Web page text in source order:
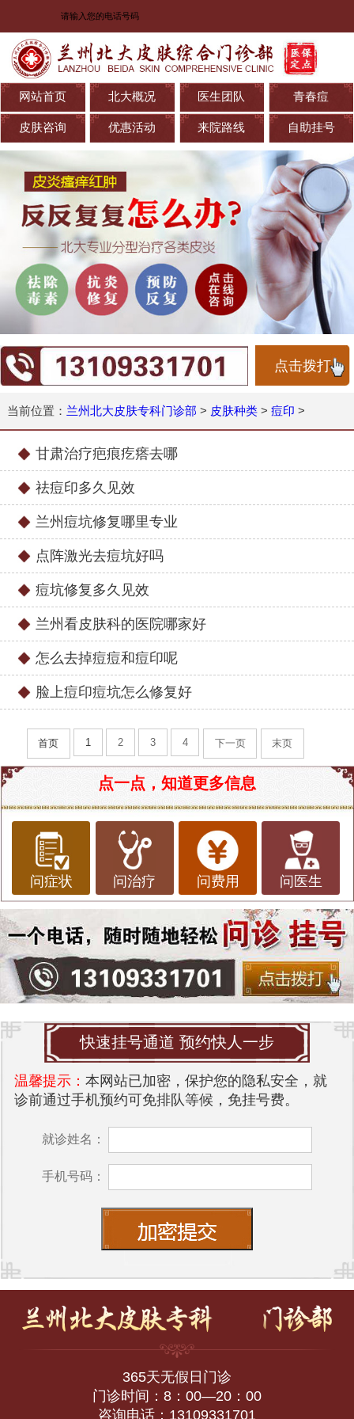
网站首页 北大概况 医生团队 青春痘
皮肤咨询 优惠活动 来院路线 自助挂号
点击拨打
当前位置： 兰州北大皮肤专科门诊部 > 皮肤种类> 痘印 >
甘肃治疗疤痕疙瘩去哪
祛痘印多久见效
兰州痘坑修复哪里专业
点阵激光去痘坑好吗
痘坑修复多久见效
兰州看皮肤科的医院哪家好
怎么去掉痘痘和痘印呢
脸上痘印痘坑怎么修复好
首页 1 2 3 4 下一页 末页
点一点，知道更多信息
问症状 问治疗 问费用 问医生
快速挂号通道 预约快人一步
温馨提示： 本网站已加密，保护您的隐私安全，就
诊前通过手机预约可免排队等候，免挂号费。
就诊姓名：
手机号码：
365天无假日门诊
门诊时间：8：00—20：00
咨询电话：13109331701